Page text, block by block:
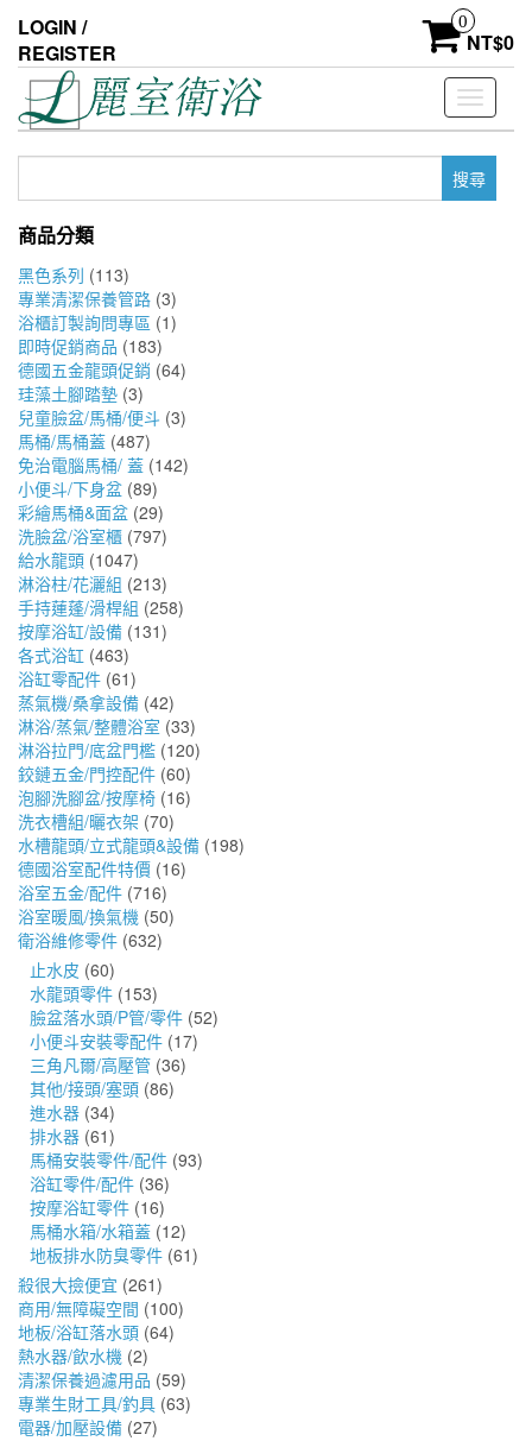
the
content
LOGIN /
REGISTER
0
NT$0
Toggle
鍵
商品分類
黑色系列 (113)
專業清潔保養管路 (3)
浴櫃訂製詢問專區 (1)
即時促銷商品 (183)
德國五金龍頭促銷 (64)
珪藻土腳踏墊 (3)
兒童臉盆/馬桶/便斗 (3)
馬桶/馬桶蓋 (487)
免治電腦馬桶/ 蓋 (142)
小便斗/下身盆 (89)
彩繪馬桶&面盆 (29)
洗臉盆/浴室櫃 (797)
給水龍頭 (1047)
淋浴柱/花灑組 (213)
手持蓮蓬/滑桿組 (258)
按摩浴缸/設備 (131)
各式浴缸 (463)
浴缸零配件 (61)
蒸氣機/桑拿設備 (42)
淋浴/蒸氣/整體浴室 (33)
淋浴拉門/底盆門檻 (120)
鉸鏈五金/門控配件 (60)
泡腳洗腳盆/按摩椅 (16)
洗衣槽組/曬衣架 (70)
水槽龍頭/立式龍頭&設備 (198)
德國浴室配件特價 (16)
浴室五金/配件 (716)
浴室暖風/換氣機 (50)
衛浴維修零件 (632)
止水皮 (60)
水龍頭零件 (153)
臉盆落水頭/P管/零件 (52)
小便斗安裝零配件 (17)
三角凡爾/高壓管 (36)
其他/接頭/塞頭 (86)
進水器 (34)
排水器 (61)
馬桶安裝零件/配件 (93)
浴缸零件/配件 (36)
按摩浴缸零件 (16)
馬桶水箱/水箱蓋 (12)
地板排水防臭零件 (61)
殺很大撿便宜 (261)
商用/無障礙空間 (100)
地板/浴缸落水頭 (64)
熱水器/飲水機 (2)
清潔保養過濾用品 (59)
專業生財工具/釣具 (63)
電器/加壓設備 (27)